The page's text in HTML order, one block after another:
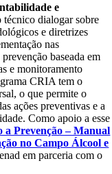
e
dialogar sobre
e diretrizes
nas
baseada em
e monitoramento
CRIA tem o
o que permite o
ações preventivas e a
Como apoio a esse
a Prevenção – Manual
no Campo Álcool e
em parceria com o